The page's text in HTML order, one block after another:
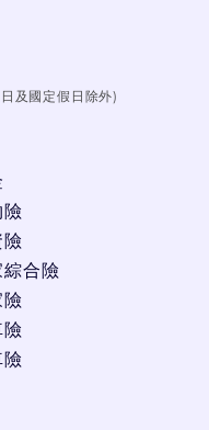
及國定假日除外)
險
險
綜合險
險
險
險